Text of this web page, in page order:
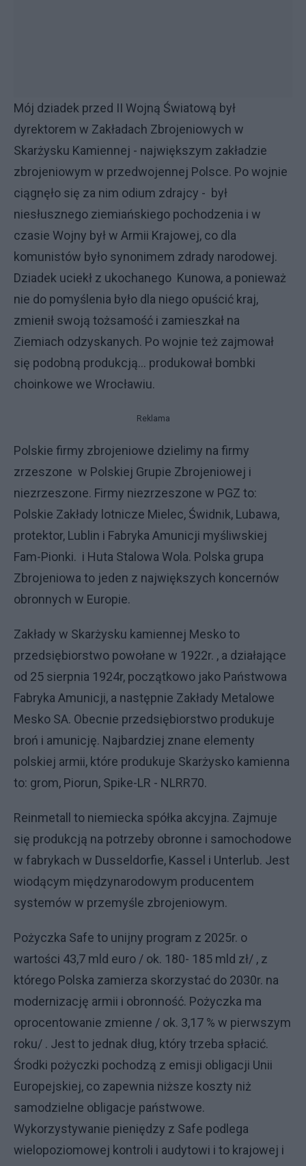
Mój dziadek przed II Wojną Światową był
dyrektorem w Zakładach Zbrojeniowych w
Skarżysku Kamiennej - największym zakładzie
zbrojeniowym w przedwojennej Polsce. Po wojnie
ciągnęło się za nim odium zdrajcy - był
niesłusznego ziemiańskiego pochodzenia i w
czasie Wojny był w Armii Krajowej, co dla
komunistów było synonimem zdrady narodowej.
Dziadek uciekł z ukochanego Kunowa, a ponieważ
nie do pomyślenia było dla niego opuścić kraj,
zmienił swoją tożsamość i zamieszkał na
Ziemiach odzyskanych. Po wojnie też zajmował
się podobną produkcją... produkował bombki
choinkowe we Wrocławiu.
Reklama
Polskie firmy zbrojeniowe dzielimy na firmy
zrzeszone w Polskiej Grupie Zbrojeniowej i
niezrzeszone. Firmy niezrzeszone w PGZ to:
Polskie Zakłady lotnicze Mielec, Świdnik, Lubawa,
protektor, Lublin i Fabryka Amunicji myśliwskiej
Fam-Pionki. i Huta Stalowa Wola. Polska grupa
Zbrojeniowa to jeden z największych koncernów
obronnych w Europie.
Zakłady w Skarżysku kamiennej Mesko to
przedsiębiorstwo powołane w 1922r. , a działające
od 25 sierpnia 1924r, początkowo jako Państwowa
Fabryka Amunicji, a następnie Zakłady Metalowe
Mesko SA. Obecnie przedsiębiorstwo produkuje
broń i amunicję. Najbardziej znane elementy
polskiej armii, które produkuje Skarżysko kamienna
to: grom, Piorun, Spike-LR - NLRR70.
Reinmetall to niemiecka spółka akcyjna. Zajmuje
się produkcją na potrzeby obronne i samochodowe
w fabrykach w Dusseldorfie, Kassel i Unterlub. Jest
wiodącym międzynarodowym producentem
systemów w przemyśle zbrojeniowym.
Pożyczka Safe to unijny program z 2025r. o
wartości 43,7 mld euro / ok. 180- 185 mld zł/ , z
którego Polska zamierza skorzystać do 2030r. na
modernizację armii i obronność. Pożyczka ma
oprocentowanie zmienne / ok. 3,17 % w pierwszym
roku/ . Jest to jednak dług, który trzeba spłacić.
Środki pożyczki pochodzą z emisji obligacji Unii
Europejskiej, co zapewnia niższe koszty niż
samodzielne obligacje państwowe.
Wykorzystywanie pieniędzy z Safe podlega
wielopoziomowej kontroli i audytowi i to krajowej i